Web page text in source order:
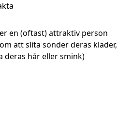
en (oftast) attraktiv person
att slita sönder deras kläder,
deras hår eller smink)